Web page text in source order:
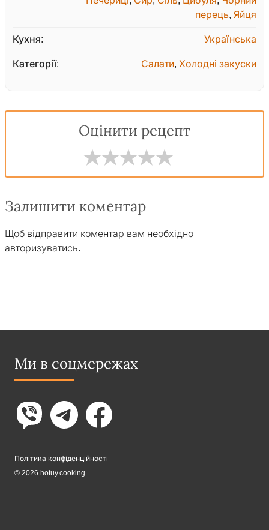
перець, Яйця
Кухня: Українська
Категорії: Салати, Холодні закуски
Оцінити рецепт
Залишити коментар
Щоб відправити коментар вам необхідно
авторизуватись.
Ми в соцмережах
Політика конфіденційності
© 2026 hotuy.cooking